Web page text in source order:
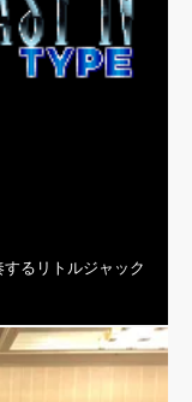
るリトルジャック